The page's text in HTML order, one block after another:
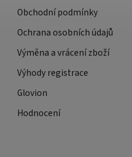
Obchodní podmínky
Ochrana osobních údajů
Výměna a vrácení zboží
Výhody registrace
Glovion
Hodnocení